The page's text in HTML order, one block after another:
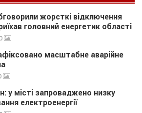
жорсткі відключення
головний енергетик області
масштабне аварійне
у місті запроваджено низку
електроенергії